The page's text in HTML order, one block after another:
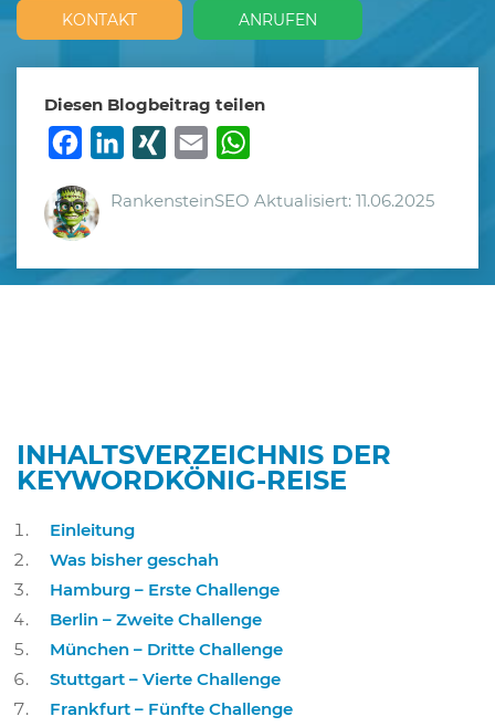
KONTAKT ANRUFEN
Diesen Blogbeitrag teilen
FacebookLinkedIn
XING Email
RankensteinSEO Aktualisiert: 11.06.2025
INHALTSVERZEICHNIS DER
KEYWORDKÖNIG-REISE
Einleitung
Was bisher geschah
Hamburg – Erste Challenge
Berlin – Zweite Challenge
München – Dritte Challenge
Stuttgart – Vierte Challenge
Frankfurt – Fünfte Challenge